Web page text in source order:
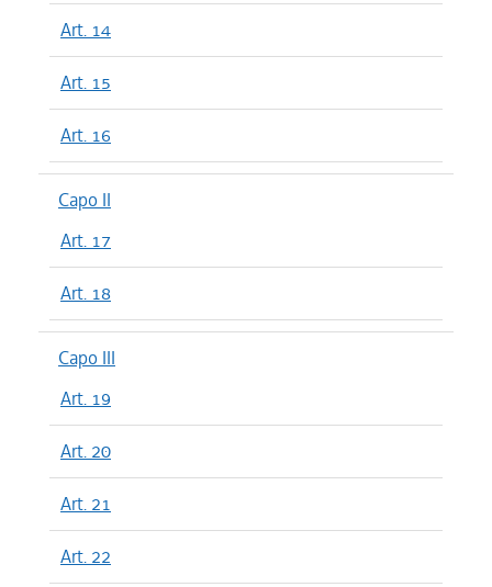
Art. 14
Art. 15
Art. 16
Capo II
Art. 17
Art. 18
Capo III
Art. 19
Art. 20
Art. 21
Art. 22